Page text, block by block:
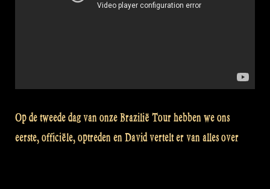
Op de tweede dag van onze Brazilië Tour hebben we ons
eerste, officiële, optreden en David vertelt er van alles over